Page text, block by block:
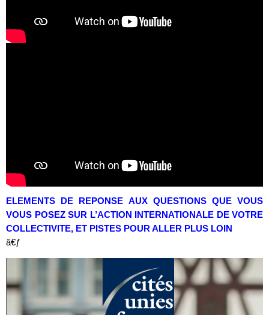
ELEMENTS DE REPONSE AUX QUESTIONS QUE VOUS
VOUS POSEZ SUR L’ACTION INTERNATIONALE DE VOTRE
COLLECTIVITE, ET PISTES POUR ALLER PLUS LOIN
â€ƒ